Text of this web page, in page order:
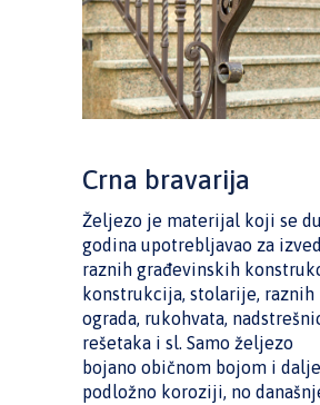
Crna bravarija
Željezo je materijal koji se
godina upotrebljavao za
raznih građevinskih
konstrukcija, stolarije, raznih
ograda, rukohvata,
rešetaka i sl. Samo željezo
bojano običnom bojom i
podložno koroziji, no